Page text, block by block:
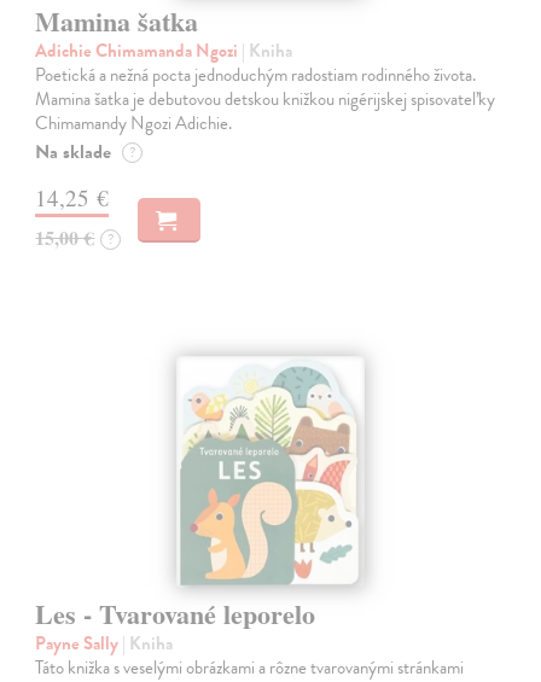
Mamina šatka
Adichie Chimamanda Ngozi | Kniha
Poetická a nežná pocta jednoduchým radostiam rodinného života.
Mamina šatka je debutovou detskou knižkou nigérijskej spisovateľky
Chimamandy Ngozi Adichie.
Na sklade ?
14,25 €
15,00 € ?
Les - Tvarované leporelo
Payne Sally| Kniha
Táto knižka s veselými obrázkami a rôzne tvarovanými stránkami